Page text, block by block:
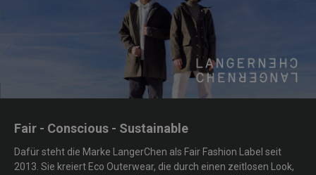
Fair - Conscious - Sustainable
Dafür steht die Marke LangerChen als Fair Fashion Label seit
2013. Sie kreiert Eco Outerwear, die durch einen zeitlosen Look,